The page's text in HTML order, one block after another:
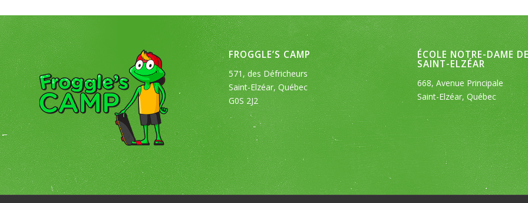
FROGGLE’S CAMP
571, des Défricheurs
Saint-Elzéar, Québec
G0S 2J2
ÉCOLE NOTRE-DAME
SAINT-ELZÉAR
668, Avenue Principale
Saint-Elzéar, Québec